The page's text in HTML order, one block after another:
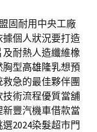
固耐用中央工廠
個人狀況要打造
及耐熱人造纖維橡
胸型高雄隆乳想預
急的最佳夥伴團
術流程優質當舖
新豐汽機車借款當
選2024染髮超市門